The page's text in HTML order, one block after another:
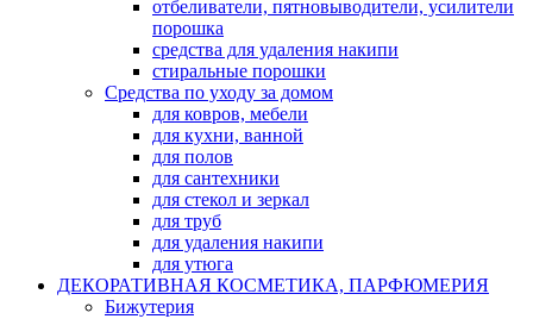
отбеливатели, пятновыводители, усилители
порошка
средства для удаления накипи
стиральные порошки
Средства по уходу за домом
для ковров, мебели
для кухни, ванной
для полов
для сантехники
для стекол и зеркал
для труб
для удаления накипи
для утюга
ДЕКОРАТИВНАЯ КОСМЕТИКА, ПАРФЮМЕРИЯ
Бижутерия